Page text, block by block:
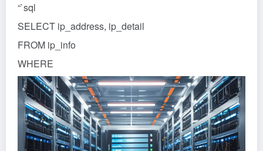
“`sql
SELECT ip_address, ip_detail
FROM ip_info
WHERE